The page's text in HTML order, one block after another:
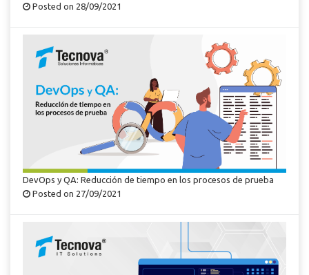
Posted on 28/09/2021
DevOps y QA: Reducción de tiempo en los procesos de prueba
Posted on 27/09/2021